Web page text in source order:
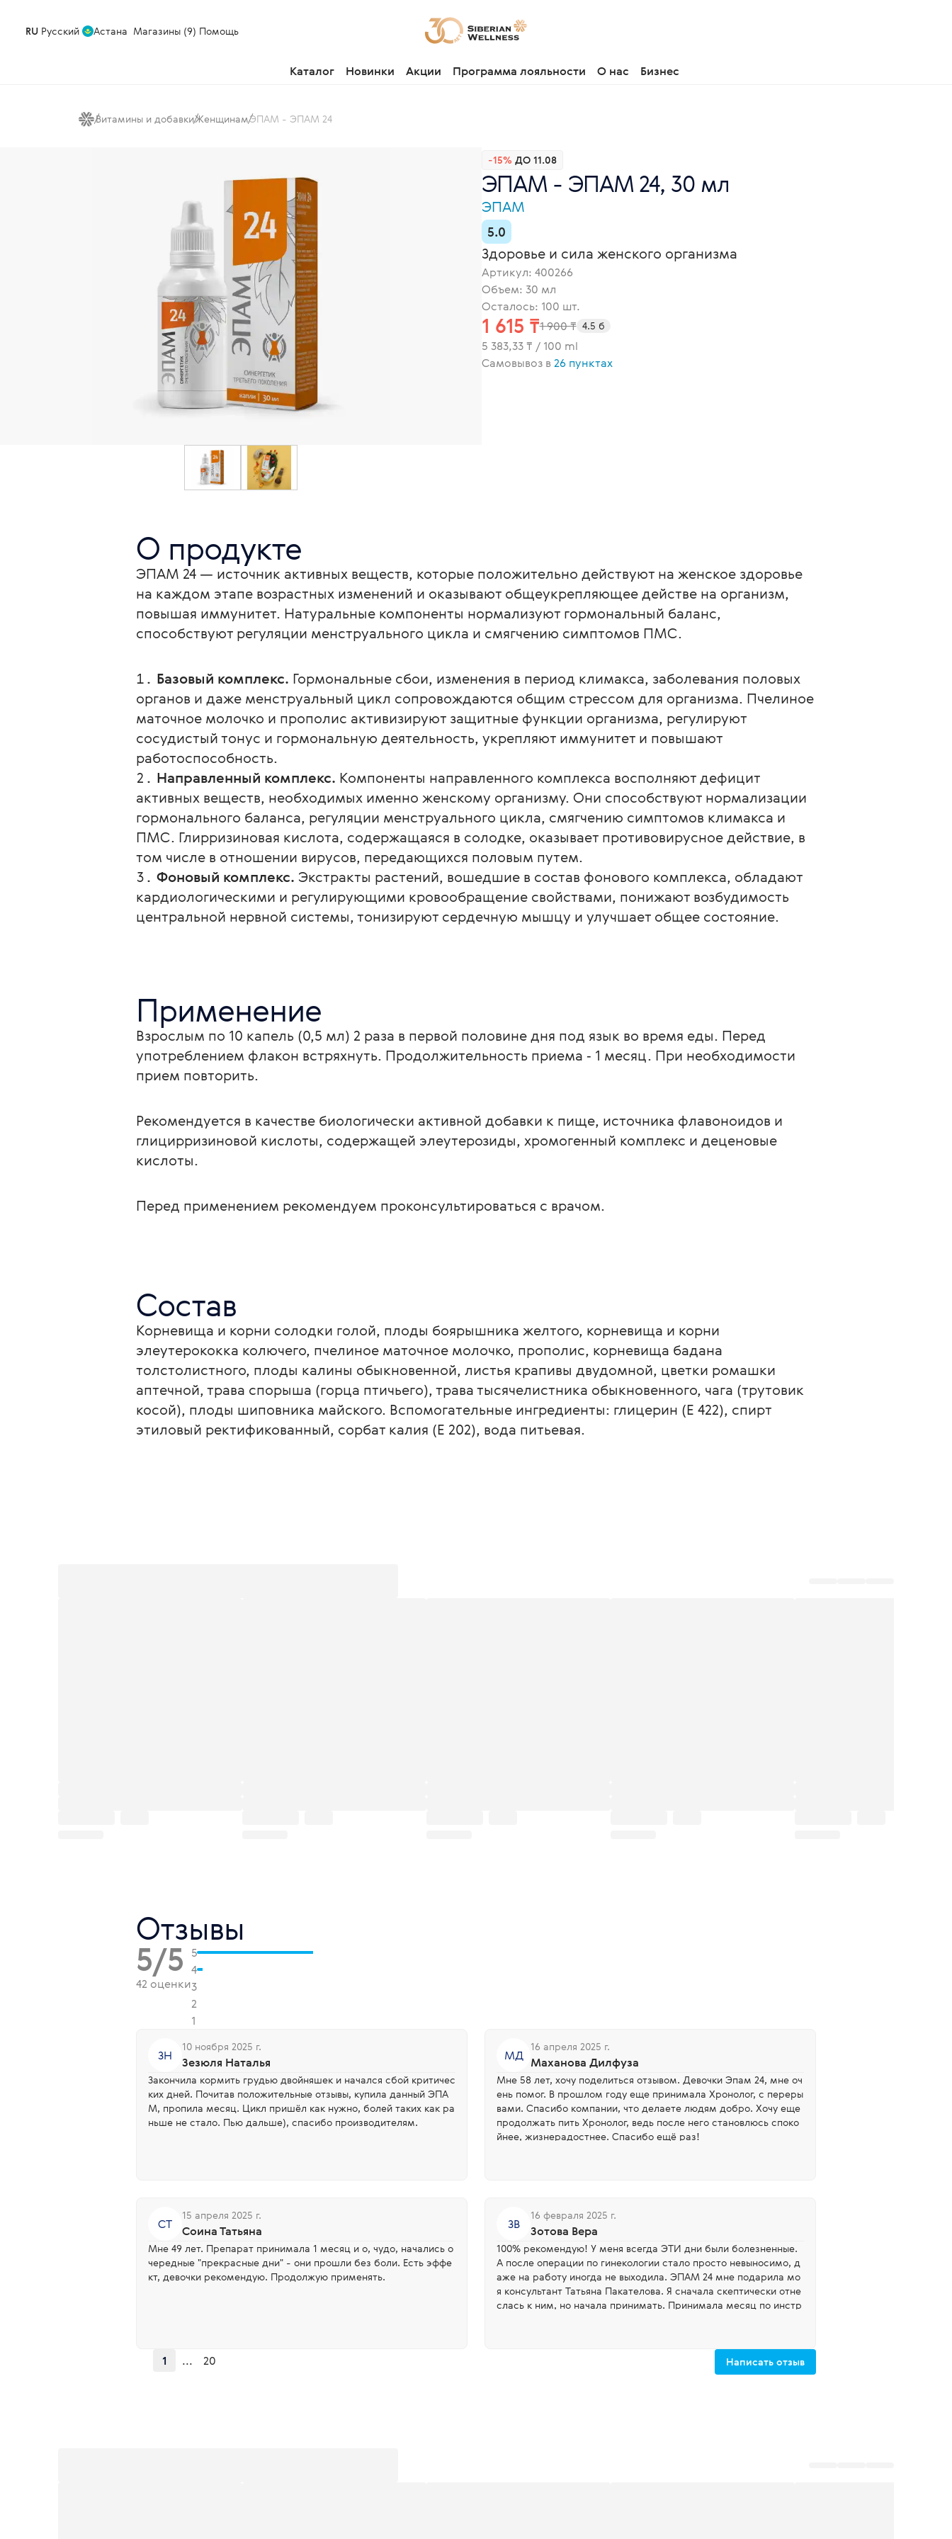
RU Русский Астана Магазины (9) Помощь
Каталог Новинки Акции Программа лояльности О нас Бизнес
Витамины и добавкиЖенщинамЭПАМ - ЭПАМ 24
-15% ДО 11.08
ЭПАМ - ЭПАМ 24, 30 мл
ЭПАМ
5.0
Здоровье и сила женского организма
Артикул: 400266
Объем: 30 мл
Осталось: 100 шт.
1 615 ₸1 900 ₸ 4.5 б
5 383,33 ₸ / 100 ml
Самовывоз в26 пунктах
О продукте
ЭПАМ 24 — источник активных веществ, которые положительно действуют на женское здоровье
на каждом этапе возрастных изменений и оказывают общеукрепляющее действе на организм,
повышая иммунитет. Натуральные компоненты нормализуют гормональный баланс,
способствуют регуляции менструального цикла и смягчению симптомов ПМС.
Базовый комплекс. Гормональные сбои, изменения в период климакса, заболевания половых
органов и даже менструальный цикл сопровождаются общим стрессом для организма. Пчелиное
маточное молочко и прополис активизируют защитные функции организма, регулируют
сосудистый тонус и гормональную деятельность, укрепляют иммунитет и повышают
работоспособность.
Направленный комплекс. Компоненты направленного комплекса восполняют дефицит
активных веществ, необходимых именно женскому организму. Они способствуют нормализации
гормонального баланса, регуляции менструального цикла, смягчению симптомов климакса и
ПМС. Глирризиновая кислота, содержащаяся в солодке, оказывает противовирусное действие, в
том числе в отношении вирусов, передающихся половым путем.
Фоновый комплекс. Экстракты растений, вошедшие в состав фонового комплекса, обладают
кардиологическими и регулирующими кровообращение свойствами, понижают возбудимость
центральной нервной системы, тонизируют сердечную мышцу и улучшает общее состояние.
Применение
Взрослым по 10 капель (0,5 мл) 2 раза в первой половине дня под язык во время еды. Перед
употреблением флакон встряхнуть. Продолжительность приема ‑ 1 месяц. При необходимости
прием повторить.
Рекомендуется в качестве биологически активной добавки к пище, источника флавоноидов и
глицирризиновой кислоты, содержащей элеутерозиды, хромогенный комплекс и деценовые
кислоты.
Перед применением рекомендуем проконсультироваться с врачом.
Состав
Корневища и корни солодки голой, плоды боярышника желтого, корневища и корни
элеутерококка колючего, пчелиное маточное молочко, прополис, корневища бадана
толстолистного, плоды калины обыкновенной, листья крапивы двудомной, цветки ромашки
аптечной, трава спорыша (горца птичьего), трава тысячелистника обыкновенного, чага (трутовик
косой), плоды шиповника майского. Вспомогательные ингредиенты: глицерин (Е 422), спирт
этиловый ректификованный, сорбат калия (Е 202), вода питьевая.
Отзывы
5/5
42 оценки
5
4
3
2
1
ЗН
10 ноября 2025 г.
Зезюля Наталья
Закончила кормить грудью двойняшек и начался сбой критичес
ких дней. Почитав положительные отзывы, купила данный ЭПА
М, пропила месяц. Цикл пришёл как нужно, болей таких как ра
ньше не стало. Пью дальше), спасибо производителям.
МД
16 апреля 2025 г.
Маханова Дилфуза
Мне 58 лет, хочу поделиться отзывом. Девочки Эпам 24, мне оч
ень помог. В прошлом году еще принимала Хронолог, с переры
вами. Спасибо компании, что делаете людям добро. Хочу еще
продолжать пить Хронолог, ведь после него становлюсь споко
йнее, жизнерадостнее. Спасибо ещё раз!
СТ
15 апреля 2025 г.
Соина Татьяна
Мне 49 лет. Препарат принимала 1 месяц и о, чудо, начались о
чередные "прекрасные дни" - они прошли без боли. Есть эффе
кт, девочки рекомендую. Продолжую применять.
ЗВ
16 февраля 2025 г.
Зотова Вера
100% рекомендую! У меня всегда ЭТИ дни были болезненные.
А после операции по гинекологии стало просто невыносимо, д
аже на работу иногда не выходила. ЭПАМ 24 мне подарила мо
я консультант Татьяна Пакателова. Я сначала скептически отне
слась к ним, но начала принимать. Принимала месяц по инстр
омное Татьяне за рекомендацию и Сибирскому здоровью за к
1 ... 20 Написать отзыв